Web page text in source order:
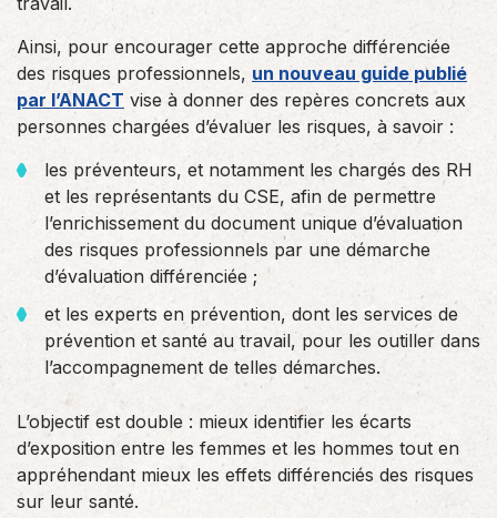
Ainsi, pour encourager cette approche différenciée
des risques professionnels, un nouveau guide publié
par l’ANACT vise à donner des repères concrets aux
personnes chargées d’évaluer les risques, à savoir :
les préventeurs, et notamment les chargés des RH
et les représentants du CSE, afin de permettre
l’enrichissement du document unique d’évaluation
des risques professionnels par une démarche
d’évaluation différenciée ;
et les experts en prévention, dont les services de
prévention et santé au travail, pour les outiller dans
l’accompagnement de telles démarches.
L’objectif est double : mieux identifier les écarts
d’exposition entre les femmes et les hommes tout en
appréhendant mieux les effets différenciés des risques
sur leur santé.